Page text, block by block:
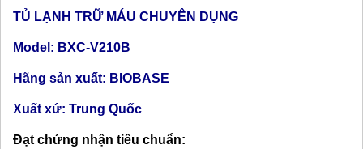
TỦ LẠNH TRỮ MÁU CHUYÊN DỤNG
Model: BXC-V210B
Hãng sản xuất: BIOBASE
Xuất xứ: Trung Quốc
Đạt chứng nhận tiêu chuẩn: